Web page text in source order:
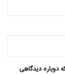
دوباره دیدگاهی